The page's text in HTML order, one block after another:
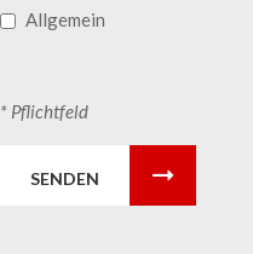
Allgemein
* Pflichtfeld
SENDEN